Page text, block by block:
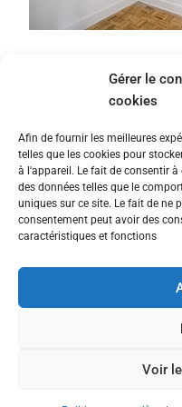
Gérer le
cookies
Afin de fournir les meilleures
telles que les cookies pour
à l'appareil. Le fait de consentir
des données telles que le
uniques sur ce site. Le fait de ne
consentement peut avoir des
caractéristiques et fonctions
Voir
© All rights reserved ©